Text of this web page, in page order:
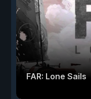
FAR: Lone Sails